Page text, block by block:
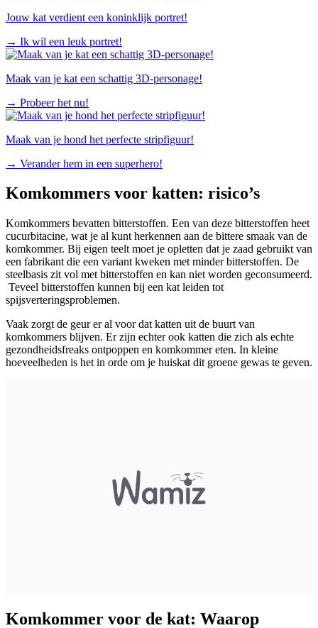
Jouw kat verdient een koninklijk portret!
→ Ik wil een leuk portret!
Maak van je kat een schattig 3D-personage!
→ Probeer het nu!
Maak van je hond het perfecte stripfiguur!
→ Verander hem in een superhero!
Komkommers voor katten: risico’s
Komkommers bevatten bitterstoffen. Een van deze bitterstoffen heet
cucurbitacine, wat je al kunt herkennen aan de bittere smaak van de
komkommer. Bij eigen teelt moet je opletten dat je zaad gebruikt van
een fabrikant die een variant kweken met minder bitterstoffen. De
steelbasis zit vol met bitterstoffen en kan niet worden geconsumeerd.
Teveel bitterstoffen kunnen bij een kat leiden tot
spijsverteringsproblemen.
Vaak zorgt de geur er al voor dat katten uit de buurt van
komkommers blijven. Er zijn echter ook katten die zich als echte
gezondheidsfreaks ontpoppen en komkommer eten. In kleine
hoeveelheden is het in orde om je huiskat dit groene gewas te geven.
Komkommer voor de kat: Waarop